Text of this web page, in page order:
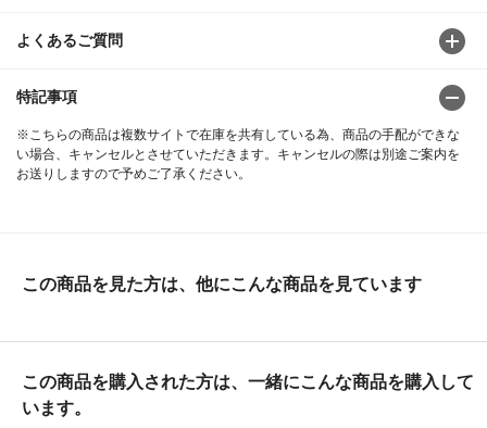
よくあるご質問
特記事項
※こちらの商品は複数サイトで在庫を共有している為、商品の手配ができな
い場合、キャンセルとさせていただきます。キャンセルの際は別途ご案内を
お送りしますので予めご了承ください。
この商品を見た方は、他にこんな商品を見ています
この商品を購入された方は、一緒にこんな商品を購入して
います。